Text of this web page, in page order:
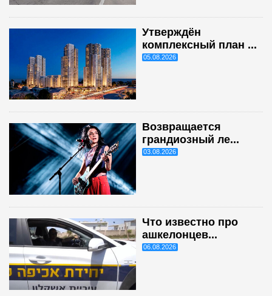
Утверждён
комплексный план ...
05.08.2026
Возвращается
грандиозный ле...
03.08.2026
Что известно про
ашкелонцев...
06.08.2026